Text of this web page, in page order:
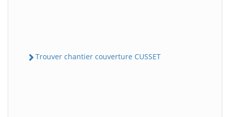
Trouver chantier couverture CUSSET